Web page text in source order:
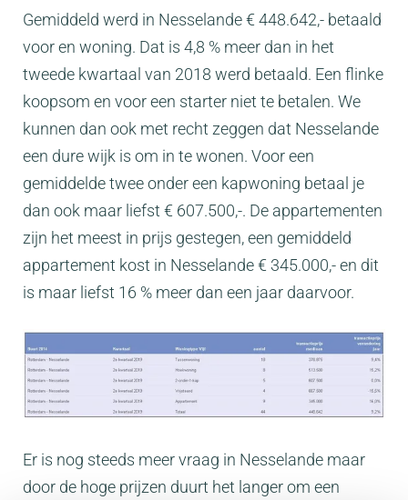
Gemiddeld werd in Nesselande € 448.642,- betaald
voor en woning. Dat is 4,8 % meer dan in het
tweede kwartaal van 2018 werd betaald. Een flinke
koopsom en voor een starter niet te betalen. We
kunnen dan ook met recht zeggen dat Nesselande
een dure wijk is om in te wonen. Voor een
gemiddelde twee onder een kapwoning betaal je
dan ook maar liefst € 607.500,-. De appartementen
zijn het meest in prijs gestegen, een gemiddeld
appartement kost in Nesselande € 345.000,- en dit
is maar liefst 16 % meer dan een jaar daarvoor.
Er is nog steeds meer vraag in Nesselande maar
door de hoge prijzen duurt het langer om een